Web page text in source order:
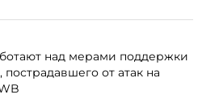
над мерами поддержки
пострадавшего от атак на